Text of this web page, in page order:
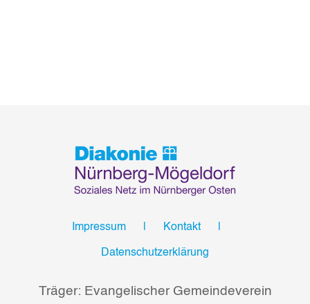
Impressum Kontakt
Datenschutzerklärung
Träger: Evangelischer Gemeindeverein